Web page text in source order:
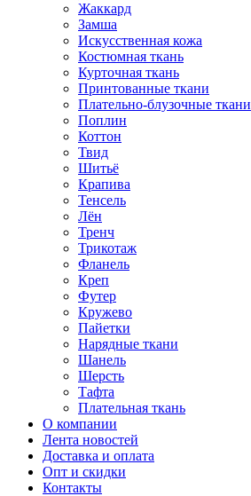
Жаккард
Замша
Искусственная кожа
Костюмная ткань
Курточная ткань
Принтованные ткани
Плательно-блузочные ткани
Поплин
Коттон
Твид
Шитьё
Крапива
Тенсель
Лён
Тренч
Трикотаж
Фланель
Креп
Футер
Кружево
Пайетки
Нарядные ткани
Шанель
Шерсть
Тафта
Плательная ткань
О компании
Лента новостей
Доставка и оплата
Опт и скидки
Контакты